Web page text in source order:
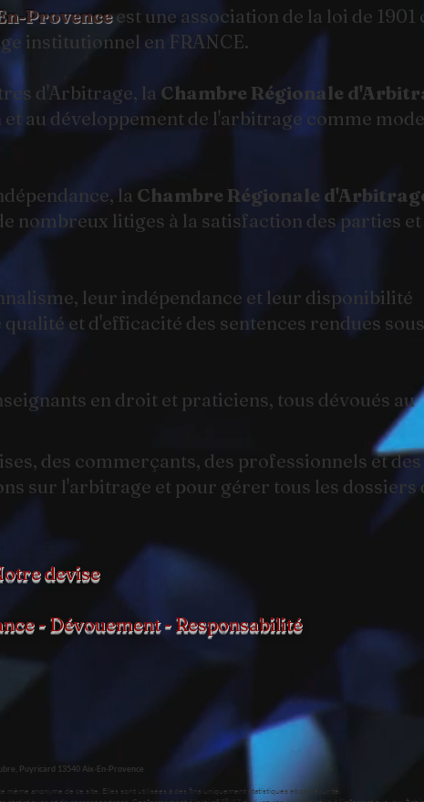
Provence est une association de la loi de 1901
institutionnel en FRANCE.
d'Arbitrage, la Chambre Régionale
au développement de l'arbitrage comme mode
la Chambre Régionale
nombreux litiges à la satisfaction des parties et
leur indépendance et leur disponibilité
et d'efficacité des sentences rendues
en droit et praticiens, tous dévoués au
des commerçants, des professionnels et des
sur l'arbitrage et pour gérer tous les dossiers
devise
- Dévouement - Responsabilité
Puyricard 13540 Aix-En-Provence
anonyme de ce site. Elles sont utilisées à des fins uniquement statistiques et de sécurité.